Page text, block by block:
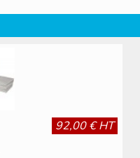
92,00 € HT